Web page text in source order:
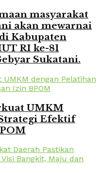
masyarakat
akan mewarnai
Kabupaten
RI ke-81
Sukatani.
UMKM
Efektif